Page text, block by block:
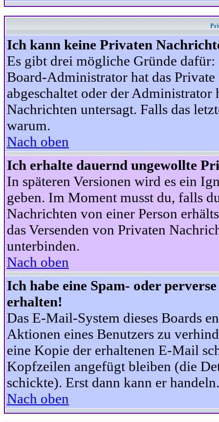
Ich kann keine Privaten
Es gibt drei mögliche Gründe
Board-Administrator hat das
abgeschaltet oder der
Nachrichten untersagt. Falls das
warum.
Nach oben
Ich erhalte dauernd ungewollte
In späteren Versionen wird es ein
geben. Im Moment musst du, falls
Nachrichten von einer Person
das Versenden von Privaten
unterbinden.
Nach oben
Ich habe eine Spam- oder
erhalten!
Das E-Mail-System dieses Boards
Aktionen eines Benutzers zu
eine Kopie der erhaltenen E-Mail
Kopfzeilen angefügt bleiben (die
schickte). Erst dann kann er handeln.
Nach oben